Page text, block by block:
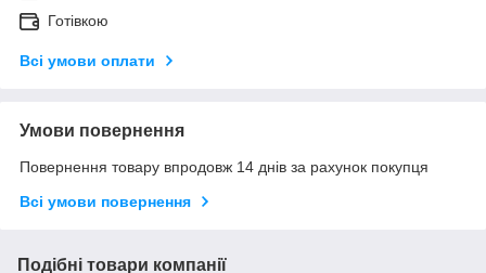
Готівкою
Всі умови оплати
Умови повернення
Повернення товару впродовж 14 днів за рахунок покупця
Всі умови повернення
Подібні товари компанії